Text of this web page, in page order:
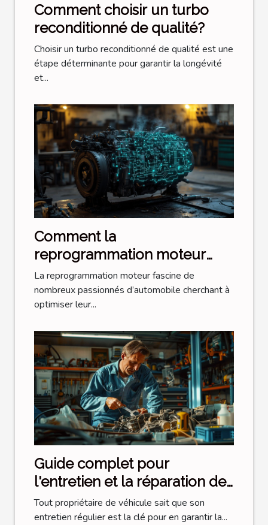
Comment choisir un turbo
reconditionné de qualité?
Choisir un turbo reconditionné de qualité est une
étape déterminante pour garantir la longévité
et...
Comment la
reprogrammation moteur
transforme-t-elle votre
conduite ?
La reprogrammation moteur fascine de
nombreux passionnés d’automobile cherchant à
optimiser leur...
Guide complet pour
l'entretien et la réparation de
votre véhicule
Tout propriétaire de véhicule sait que son
entretien régulier est la clé pour en garantir la...